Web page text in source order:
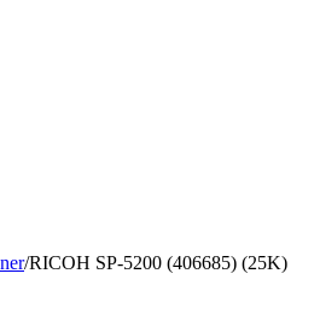
/RICOH SP-5200 (406685) (25K)